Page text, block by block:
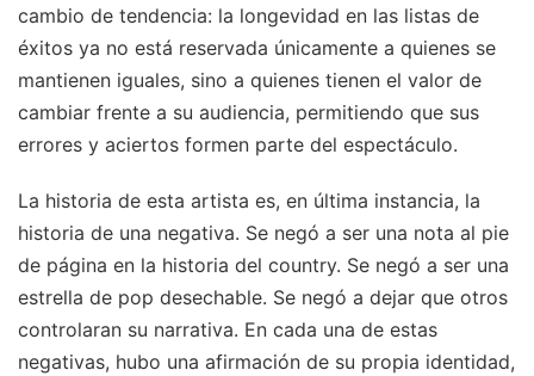
cambio de tendencia: la longevidad en las listas de
éxitos ya no está reservada únicamente a quienes se
mantienen iguales, sino a quienes tienen el valor de
cambiar frente a su audiencia, permitiendo que sus
errores y aciertos formen parte del espectáculo.
La historia de esta artista es, en última instancia, la
historia de una negativa. Se negó a ser una nota al pie
de página en la historia del country. Se negó a ser una
estrella de pop desechable. Se negó a dejar que otros
controlaran su narrativa. En cada una de estas
negativas, hubo una afirmación de su propia identidad,